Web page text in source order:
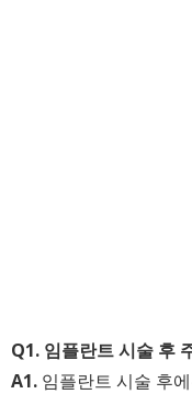
Q1. 임플란트 시술 후
A1. 임플란트 시술 후